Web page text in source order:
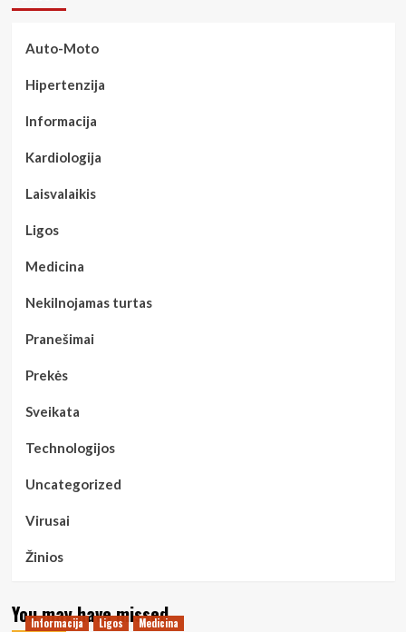
Auto-Moto
Hipertenzija
Informacija
Kardiologija
Laisvalaikis
Ligos
Medicina
Nekilnojamas turtas
Pranešimai
Prekės
Sveikata
Technologijos
Uncategorized
Virusai
Žinios
You may have missed
Informacija Ligos Medicina